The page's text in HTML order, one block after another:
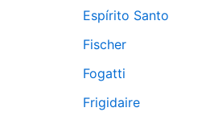
Espírito Santo
Fischer
Fogatti
Frigidaire